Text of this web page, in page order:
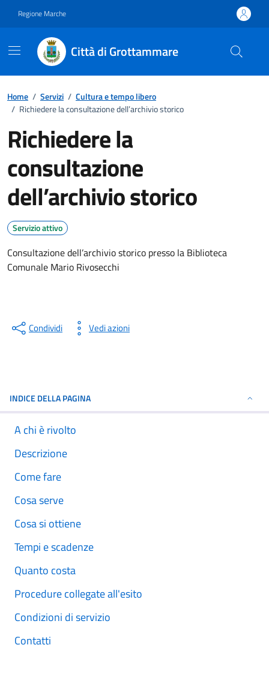
Regione Marche
Città di Grottammare
Home / Servizi / Cultura e tempo libero
/ Richiedere la consultazione dell’archivio storico
Richiedere la
consultazione
dell’archivio storico
Servizio attivo
Consultazione dell’archivio storico presso la Biblioteca
Comunale Mario Rivosecchi
Condividi Vedi azioni
INDICE DELLA PAGINA
A chi è rivolto
Descrizione
Come fare
Cosa serve
Cosa si ottiene
Tempi e scadenze
Quanto costa
Procedure collegate all'esito
Condizioni di servizio
Contatti